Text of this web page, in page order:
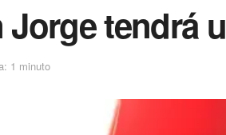
Jorge tendrá
1 minuto